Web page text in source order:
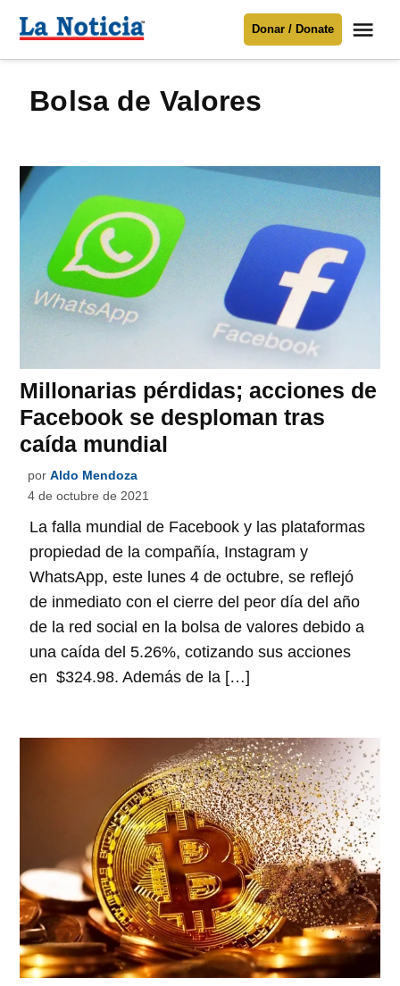
Para mantenerte informado necesitamos
contenido
Noticia
Donar / Donate
Bolsa de Valores
Millonarias pérdidas; acciones de
Facebook se desploman tras
caída mundial
por Aldo Mendoza
4 de octubre de 2021
La falla mundial de Facebook y las plataformas
propiedad de la compañía, Instagram y
WhatsApp, este lunes 4 de octubre, se reflejó
de inmediato con el cierre del peor día del año
de la red social en la bolsa de valores debido a
una caída del 5.26%, cotizando sus acciones
en $324.98. Además de la […]